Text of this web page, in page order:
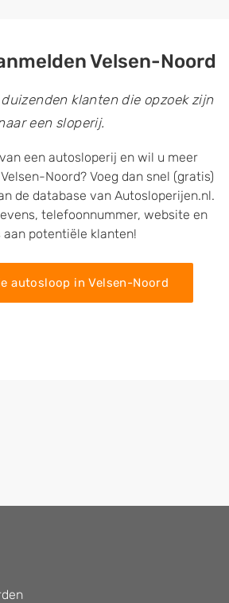
Velsen-Noord
klanten die opzoek zijn
een sloperij.
een autosloperij en wil u meer
Noord? Voeg dan snel (gratis)
de database van Autosloperijen.nl.
telefoonnummer, website en
potentiële klanten!
autosloop in Velsen-Noord